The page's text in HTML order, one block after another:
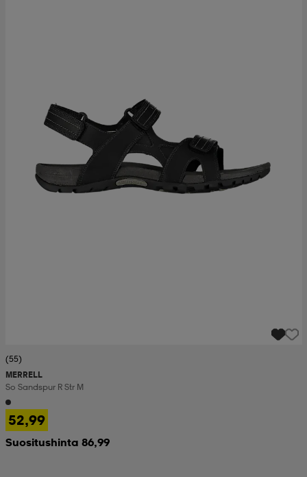
(55)
MERRELL
So Sandspur R Str M
52,99
Suositushinta 86,99